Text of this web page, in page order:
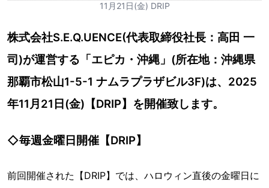
11月21日(金) DRIP
株式会社S.E.Q.UENCE(代表取締役社長：高田 一
司)が運営する「エピカ・沖縄」(所在地：沖縄県
那覇市松山1-5-1 ナムラプラザビル3F)は、2025
年11月21日(金)【DRIP】を開催致します。
◇毎週金曜日開催【DRIP】
前回開催された【DRIP】では、ハロウィン直後の金曜日に